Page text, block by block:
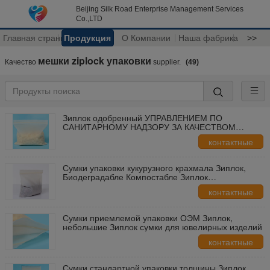
Beijing Silk Road Enterprise Management Services
Co.,LTD
Главная страницаПродукция О Компании Наша фабрика >>
Качество мешки ziplock упаковки supplier. (49)
Зиплок одобренный УПРАВЛЕНИЕМ ПО
САНИТАРНОМУ НАДЗОРУ ЗА КАЧЕСТВОМ
ПИЩЕВЫХ ПРОДУКТОВ И МЕДИКАМЕНТОВ
Биодеградабле кладет сумку в мешки кукурузного
контактные
Сумки упаковки кукурузного крахмала Зиплок,
Биодеградабле Компостабле Зиплок
контактные
Сумки приемлемой упаковки ОЭМ Зиплок,
небольшие Зиплок сумки для ювелирных изделий
контактные
Сумки стандартной упаковки толщины Зиплок,